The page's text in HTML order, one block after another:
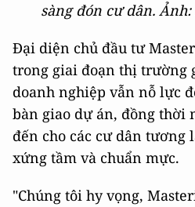
sàng đón cư dân.
Đại diện chủ đầu tư
trong giai đoạn thị trường
doanh nghiệp vẫn nỗ lực
bàn giao dự án, đồng thời
đến cho các cư dân tương
xứng tầm và chuẩn mực.
"Chúng tôi hy vọng,